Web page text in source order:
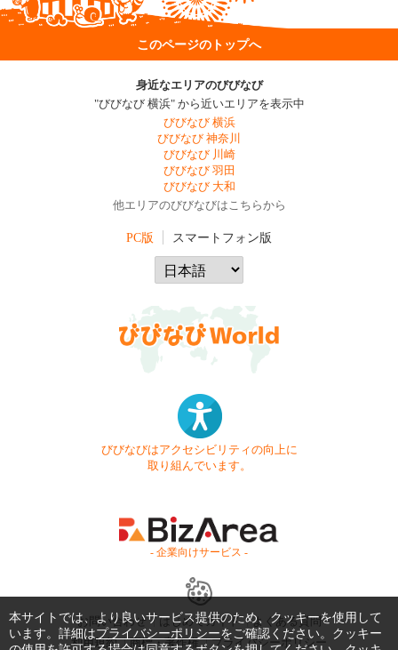
このページのトップへ
身近なエリアのびびなび
"びびなび 横浜" から近いエリアを表示中
びびなび 横浜
びびなび 神奈川
びびなび 川崎
びびなび 羽田
びびなび 大和
他エリアのびびなびはこちらから
PC版 スマートフォン版
びびなびはアクセシビリティの向上に
取り組んでいます。
- 企業向けサービス -
お問い合わせ はじめてガイド
よくある質問
利用規約
商標・著作権 プライバシーポリシー
本サイトでは、より良いサービス提供のため、クッキーを使用して
います。詳細はプライバシーポリシーをご確認ください。クッキー